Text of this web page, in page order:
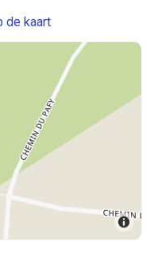
de kaart